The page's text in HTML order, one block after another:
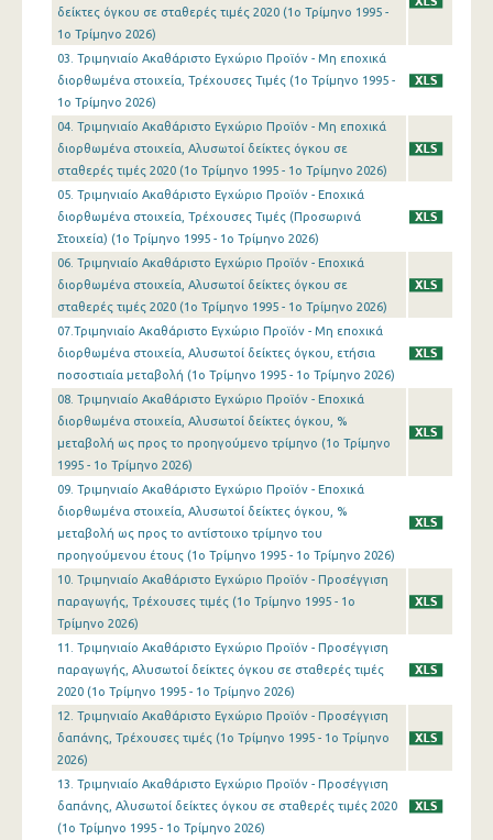
2o Τρίμηνο 2018
1o Τρίμηνο 2018
4o Τρίμηνο 2017
3o Τρίμηνο 2017
2o Τρίμηνο 2017
1o Τρίμηνο 2017
4o Τρίμηνο 2016
3o Τρίμηνο 2016
2o Τρίμηνο 2016
1o Τρίμηνο 2016
4o Τρίμηνο 2015
3o Τρίμηνο 2015
2o Τρίμηνο 2015
1o Τρίμηνο 2015
4o Τρίμηνο 2014
3o Τρίμηνο 2014
2o Τρίμηνο 2014
1o Τρίμηνο 2014
4o Τρίμηνο 2013
2o Τρίμηνο 2013
δείκτες όγκου σε σταθερές τιμές 2020 (1o Τρίμηνο 1995 -
1o Τρίμηνο 2026)
03. Τριμηνιαίο Ακαθάριστο Εγχώριο Προϊόν - Μη εποχικά
διορθωμένα στοιχεία, Τρέχουσες Τιμές (1o Τρίμηνο 1995 -
1o Τρίμηνο 2026)
04. Τριμηνιαίο Ακαθάριστο Εγχώριο Προϊόν - Μη εποχικά
διορθωμένα στοιχεία, Αλυσωτοί δείκτες όγκου σε
σταθερές τιμές 2020 (1o Τρίμηνο 1995 - 1o Τρίμηνο 2026)
05. Τριμηνιαίο Ακαθάριστο Εγχώριο Προϊόν - Εποχικά
διορθωμένα στοιχεία, Τρέχουσες Τιμές (Προσωρινά
Στοιχεία) (1o Τρίμηνο 1995 - 1o Τρίμηνο 2026)
06. Τριμηνιαίο Ακαθάριστο Εγχώριο Προϊόν - Εποχικά
διορθωμένα στοιχεία, Αλυσωτοί δείκτες όγκου σε
σταθερές τιμές 2020 (1o Τρίμηνο 1995 - 1o Τρίμηνο 2026)
07.Τριμηνιαίο Ακαθάριστο Εγχώριο Προϊόν - Μη εποχικά
διορθωμένα στοιχεία, Αλυσωτοί δείκτες όγκου, ετήσια
ποσοστιαία μεταβολή (1o Τρίμηνο 1995 - 1o Τρίμηνο 2026)
08. Τριμηνιαίο Ακαθάριστο Εγχώριο Προϊόν - Εποχικά
διορθωμένα στοιχεία, Αλυσωτοί δείκτες όγκου, %
μεταβολή ως προς το προηγούμενο τρίμηνο (1o Τρίμηνο
1995 - 1o Τρίμηνο 2026)
09. Τριμηνιαίο Ακαθάριστο Εγχώριο Προϊόν - Εποχικά
διορθωμένα στοιχεία, Αλυσωτοί δείκτες όγκου, %
μεταβολή ως προς το αντίστοιχο τρίμηνο του
προηγούμενου έτους (1o Τρίμηνο 1995 - 1o Τρίμηνο 2026)
10. Τριμηνιαίο Ακαθάριστο Εγχώριο Προϊόν - Προσέγγιση
παραγωγής, Τρέχουσες τιμές (1o Τρίμηνο 1995 - 1o
Τρίμηνο 2026)
11. Τριμηνιαίο Ακαθάριστο Εγχώριο Προϊόν - Προσέγγιση
παραγωγής, Αλυσωτοί δείκτες όγκου σε σταθερές τιμές
2020 (1o Τρίμηνο 1995 - 1o Τρίμηνο 2026)
12. Τριμηνιαίο Ακαθάριστο Εγχώριο Προϊόν - Προσέγγιση
δαπάνης, Τρέχουσες τιμές (1o Τρίμηνο 1995 - 1o Τρίμηνο
2026)
13. Τριμηνιαίο Ακαθάριστο Εγχώριο Προϊόν - Προσέγγιση
δαπάνης, Αλυσωτοί δείκτες όγκου σε σταθερές τιμές 2020
(1o Τρίμηνο 1995 - 1o Τρίμηνο 2026)